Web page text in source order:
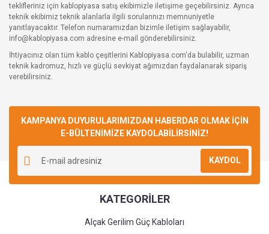
teklifleriniz için kablopiyasa satış ekibimizle iletişime geçebilirsiniz. Ayrıca
teknik ekibimiz teknik alanlarla ilgili sorularınızı memnuniyetle
yanıtlayacaktır. Telefon numaramızdan bizimle iletişim sağlayabilir,
info@kablopiyasa.com adresine e-mail gönderebilirsiniz.
İhtiyacınız olan tüm kablo çeşitlerini Kablopiyasa.com'da bulabilir, uzman
teknik kadromuz, hızlı ve güçlü sevkiyat ağımızdan faydalanarak sipariş
verebilirsiniz.
KAMPANYA DUYURULARIMIZDAN HABERDAR OLMAK İÇİN
E-BÜLTENİMİZE KAYDOLABİLİRSİNİZ!
KAYDOL
KATEGORİLER
Alçak Gerilim Güç Kabloları